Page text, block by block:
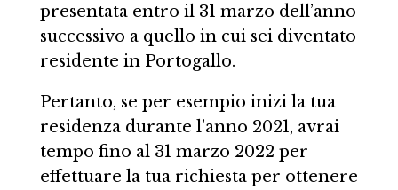
presentata entro il 31 marzo dell’anno
successivo a quello in cui sei diventato
residente in Portogallo.
Pertanto, se per esempio inizi la tua
residenza durante l’anno 2021, avrai
tempo fino al 31 marzo 2022 per
effettuare la tua richiesta per ottenere